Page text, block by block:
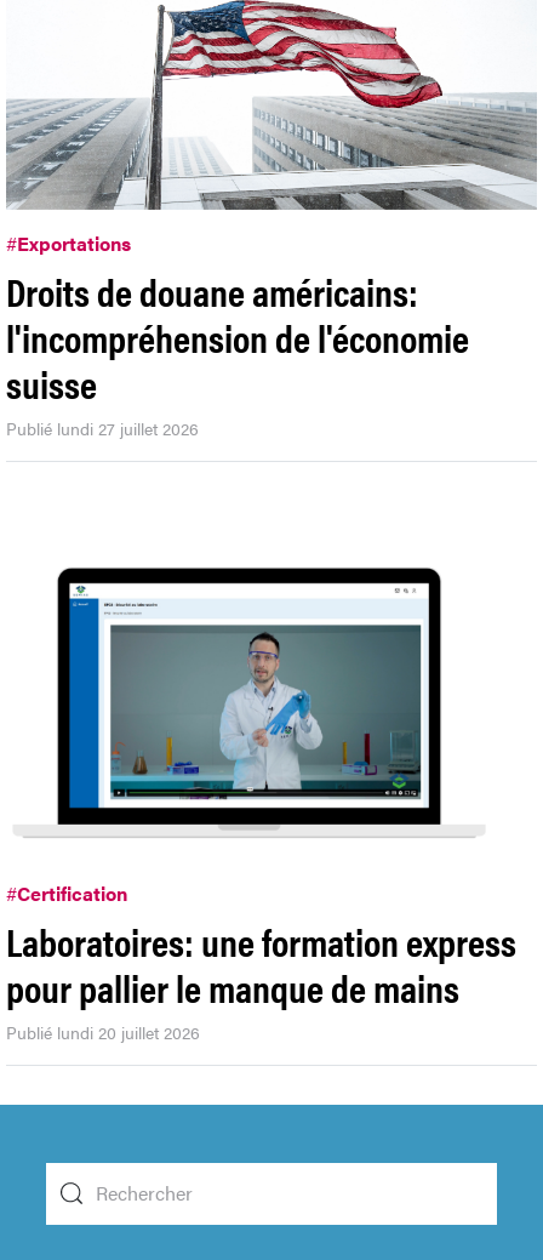
#Exportations
Droits de douane américains:
l'incompréhension de l'économie
suisse
Publié lundi 27 juillet 2026
#Certification
Laboratoires: une formation express
pour pallier le manque de mains
Publié lundi 20 juillet 2026